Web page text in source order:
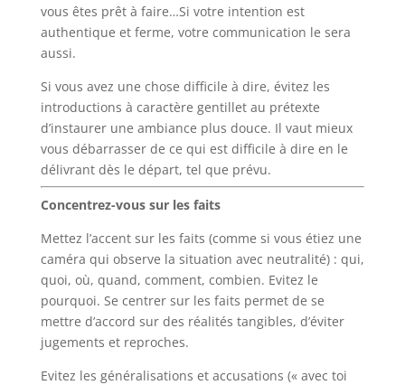
vous êtes prêt à faire…Si votre intention est
authentique et ferme, votre communication le sera
aussi.
Si vous avez une chose difficile à dire, évitez les
introductions à caractère gentillet au prétexte
d’instaurer une ambiance plus douce. Il vaut mieux
vous débarrasser de ce qui est difficile à dire en le
délivrant dès le départ, tel que prévu.
Concentrez-vous sur les faits
Mettez l’accent sur les faits (comme si vous étiez une
caméra qui observe la situation avec neutralité) : qui,
quoi, où, quand, comment, combien. Evitez le
pourquoi. Se centrer sur les faits permet de se
mettre d’accord sur des réalités tangibles, d’éviter
jugements et reproches.
Evitez les généralisations et accusations (« avec toi